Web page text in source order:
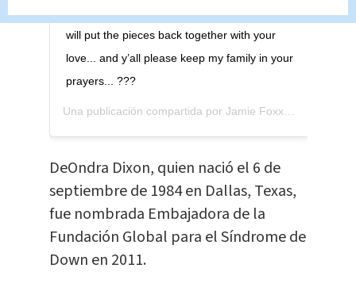
will put the pieces back together with your
love... and y’all please keep my family in your
prayers... ???
Una publicación compartida por Jamie Foxx
DeOndra Dixon, quien nació el 6 de
septiembre de 1984 en Dallas, Texas,
fue nombrada Embajadora de la
Fundación Global para el Síndrome de
Down en 2011.